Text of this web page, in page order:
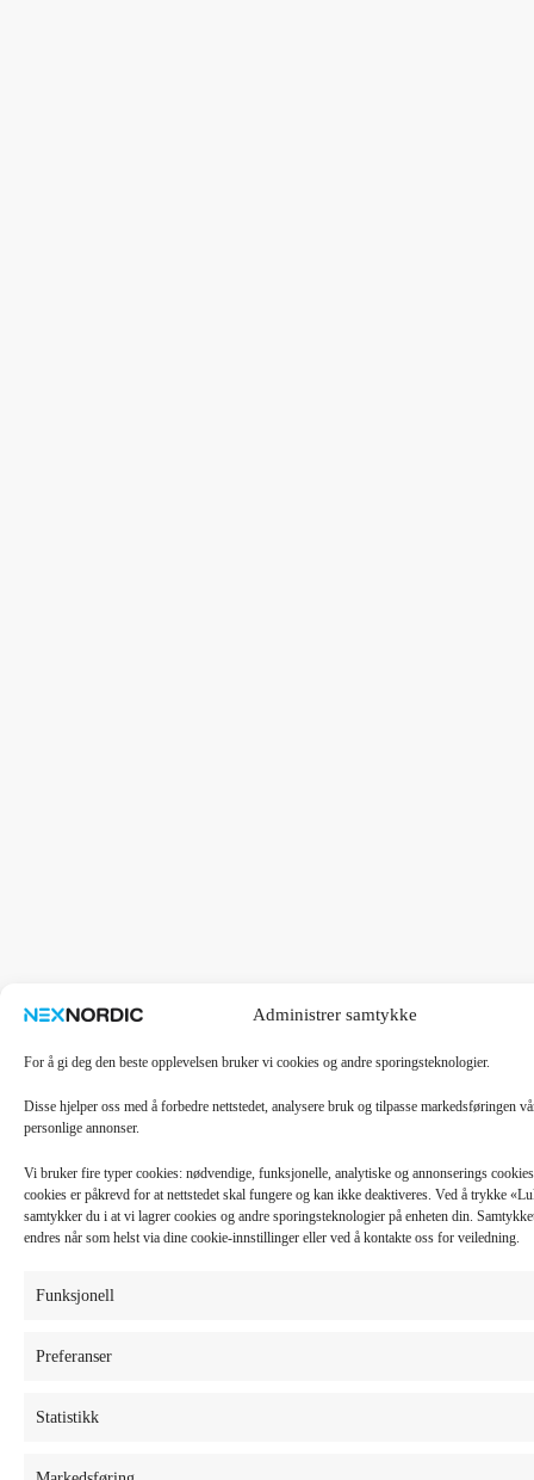
Administrer samtykke
For å gi deg den beste opplevelsen bruker vi cookies og andre sporingsteknologier.
Disse hjelper oss med å forbedre nettstedet, analysere bruk og tilpasse markedsføringen
personlige annonser.
Vi bruker fire typer cookies: nødvendige, funksjonelle, analytiske og annonserings
cookies er påkrevd for at nettstedet skal fungere og kan ikke deaktiveres. Ved å trykke
samtykker du i at vi lagrer cookies og andre sporingsteknologier på enheten din.
endres når som helst via dine cookie-innstillinger eller ved å kontakte oss for veiledning.
Funksjonell
Preferanser
Statistikk